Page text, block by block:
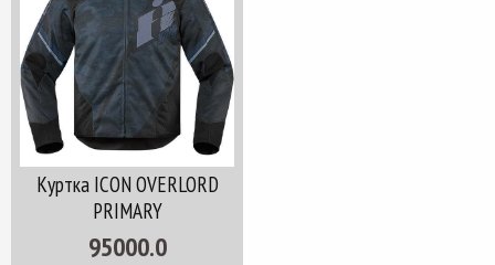
Куртка ICON OVERLORD
PRIMARY
95000.0